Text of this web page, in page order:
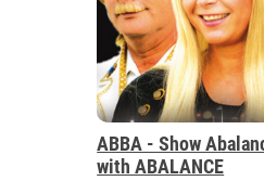
ABBA - Show
with ABALANCE